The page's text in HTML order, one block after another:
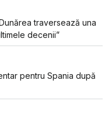
traversează una
decenii”
pentru Spania după